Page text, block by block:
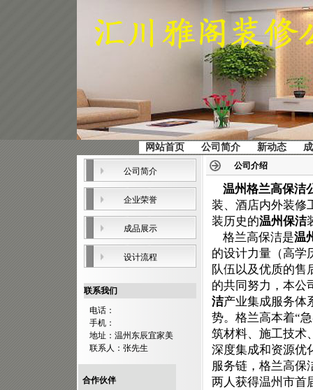
网站首页 公司简介 新动态
公司简介
企业荣誉
成品展示
设计流程
联系我们
电话：
手机：
地址：温州东辰宜家美
联系人：张先生
合作伙伴
公司介绍
温州格兰高保洁
装、酒店内外装修
装历史的温州保洁
格兰高保洁是温
的设计力量（高学
队伍以及优质的售
的共同努力，本公
洁产业集成服务体
势。格兰高本着“
筑材料、施工技术
深度集成和资源优
服务链，格兰高保
两人获得温州市首